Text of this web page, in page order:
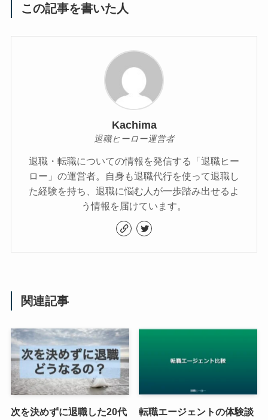
この記事を書いた人
Kachima
退職ヒーロー運営者
退職・転職についての情報を発信する「退職ヒー
ロー」の運営者。自身も退職代行を使って退職し
た経験を持ち、退職に悩む人が一歩踏み出せるよ
う情報を届けています。
関連記事
次を決めずに退職した20代
転職エージェントの体験談